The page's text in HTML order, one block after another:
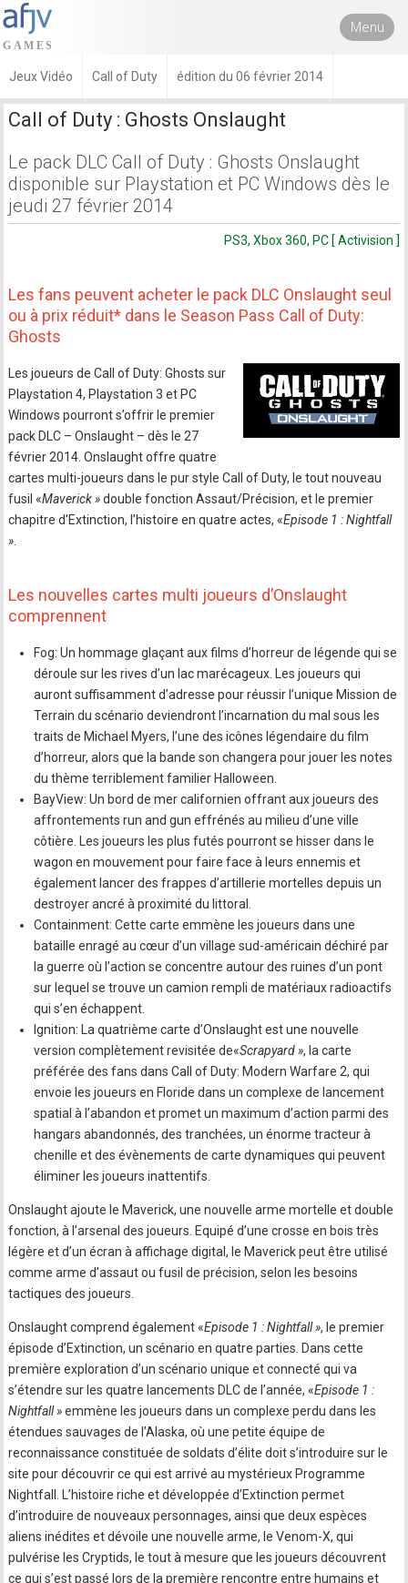
Menu
Jeux Vidéo Call of Duty édition du 06 février 2014
Call of Duty : Ghosts Onslaught
Le pack DLC Call of Duty : Ghosts Onslaught
disponible sur Playstation et PC Windows dès le
jeudi 27 février 2014
PS3, Xbox 360, PC [ Activision ]
Les fans peuvent acheter le pack DLC Onslaught seul
ou à prix réduit* dans le Season Pass Call of Duty:
Ghosts
Les joueurs de Call of Duty: Ghosts sur
Playstation 4, Playstation 3 et PC
Windows pourront s’offrir le premier
pack DLC – Onslaught – dès le 27
février 2014. Onslaught offre quatre
cartes multi-joueurs dans le pur style Call of Duty, le tout nouveau
fusil «Maverick »double fonction Assaut/Précision, et le premier
chapitre d’Extinction, l’histoire en quatre actes, «Episode 1 : Nightfall
»
Les nouvelles cartes multi joueurs d’Onslaught
comprennent
Fog: Un hommage glaçant aux films d’horreur de légende qui se
déroule sur les rives d’un lac marécageux. Les joueurs qui
auront suffisamment d’adresse pour réussir l’unique Mission de
Terrain du scénario deviendront l’incarnation du mal sous les
traits de Michael Myers, l’une des icônes légendaire du film
d’horreur, alors que la bande son changera pour jouer les notes
du thème terriblement familier Halloween.
BayView: Un bord de mer californien offrant aux joueurs des
affrontements run and gun effrénés au milieu d’une ville
côtière. Les joueurs les plus futés pourront se hisser dans le
wagon en mouvement pour faire face à leurs ennemis et
également lancer des frappes d’artillerie mortelles depuis un
destroyer ancré à proximité du littoral.
Containment: Cette carte emmène les joueurs dans une
bataille enragé au cœur d’un village sud-américain déchiré par
la guerre où l’action se concentre autour des ruines d’un pont
sur lequel se trouve un camion rempli de matériaux radioactifs
qui s’en échappent.
Ignition: La quatrième carte d’Onslaught est une nouvelle
version complètement revisitée de«Scrapyard », la carte
préférée des fans dans Call of Duty: Modern Warfare 2, qui
envoie les joueurs en Floride dans un complexe de lancement
spatial à l’abandon et promet un maximum d’action parmi des
hangars abandonnés, des tranchées, un énorme tracteur à
chenille et des évènements de carte dynamiques qui peuvent
éliminer les joueurs inattentifs.
Onslaught ajoute le Maverick, une nouvelle arme mortelle et double
fonction, à l’arsenal des joueurs. Equipé d’une crosse en bois très
légère et d’un écran à affichage digital, le Maverick peut être utilisé
comme arme d’assaut ou fusil de précision, selon les besoins
tactiques des joueurs.
Onslaught comprend également «Episode 1 : Nightfall », le premier
épisode d’Extinction, un scénario en quatre parties. Dans cette
première exploration d’un scénario unique et connecté qui va
s’étendre sur les quatre lancements DLC de l’année, «Episode 1 :
Nightfall »emmène les joueurs dans un complexe perdu dans les
étendues sauvages de l’Alaska, où une petite équipe de
reconnaissance constituée de soldats d’élite doit s’introduire sur le
site pour découvrir ce qui est arrivé au mystérieux Programme
Nightfall. L’histoire riche et développée d’Extinction permet
d’introduire de nouveaux personnages, ainsi que deux espèces
aliens inédites et dévoile une nouvelle arme, le Venom-X, qui
pulvérise les Cryptids, le tout à mesure que les joueurs découvrent
ce qui s’est passé lors de la première rencontre entre humains et